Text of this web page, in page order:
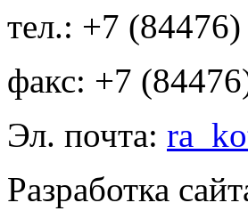
тел.: +7
факс: +7
Эл. почта:
Разработка